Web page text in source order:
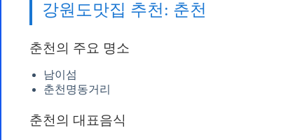
강원도맛집 추천: 춘천
춘천의 주요 명소
남이섬
춘천명동거리
춘천의 대표음식